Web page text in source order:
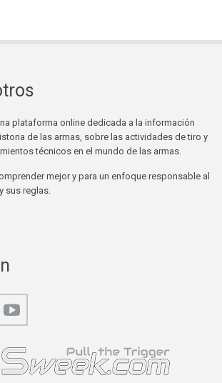
plataforma online dedicada a la información
de las armas, sobre las actividades de tiro y
técnicos en el mundo de las armas.
mejor y para un enfoque responsable al
sus reglas.